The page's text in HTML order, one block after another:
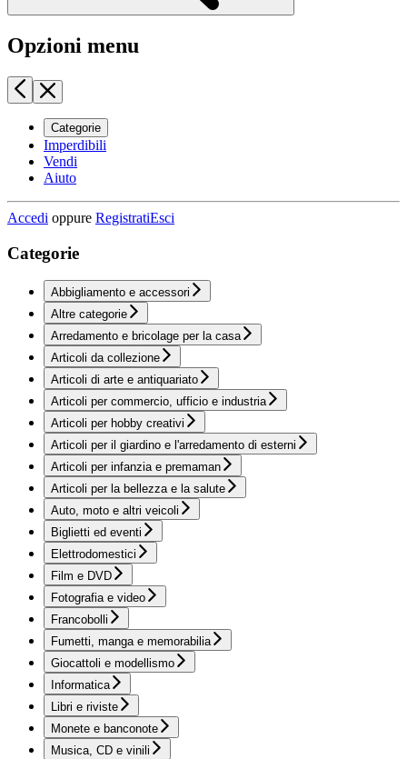
Opzioni menu
Categorie
Imperdibili
Vendi
Aiuto
Accedi oppure RegistratiEsci
Categorie
Abbigliamento e accessori
Altre categorie
Arredamento e bricolage per la casa
Articoli da collezione
Articoli di arte e antiquariato
Articoli per commercio, ufficio e industria
Articoli per hobby creativi
Articoli per il giardino e l'arredamento di esterni
Articoli per infanzia e premaman
Articoli per la bellezza e la salute
Auto, moto e altri veicoli
Biglietti ed eventi
Elettrodomestici
Film e DVD
Fotografia e video
Francobolli
Fumetti, manga e memorabilia
Giocattoli e modellismo
Informatica
Libri e riviste
Monete e banconote
Musica, CD e vinili